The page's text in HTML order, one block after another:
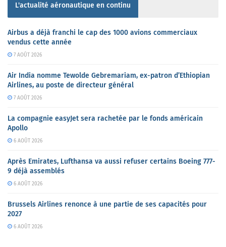
L'actualité aéronautique en continu
Airbus a déjà franchi le cap des 1000 avions commerciaux
vendus cette année
7 AOÛT 2026
Air India nomme Tewolde Gebremariam, ex-patron d’Ethiopian
Airlines, au poste de directeur général
7 AOÛT 2026
La compagnie easyJet sera rachetée par le fonds américain
Apollo
6 AOÛT 2026
Après Emirates, Lufthansa va aussi refuser certains Boeing 777-
9 déjà assemblés
6 AOÛT 2026
Brussels Airlines renonce à une partie de ses capacités pour
2027
6 AOÛT 2026